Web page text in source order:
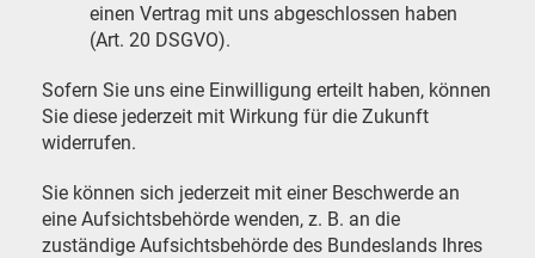
einen Vertrag mit uns abgeschlossen haben
(Art. 20 DSGVO).
Sofern Sie uns eine Einwilligung erteilt haben, können
Sie diese jederzeit mit Wirkung für die Zukunft
widerrufen.
Sie können sich jederzeit mit einer Beschwerde an
eine Aufsichtsbehörde wenden, z. B. an die
zuständige Aufsichtsbehörde des Bundeslands Ihres